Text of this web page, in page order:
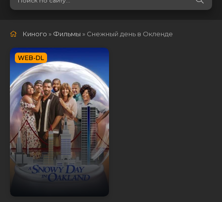
Киного » Фильмы » Снежный день в Окленде
WEB-DL